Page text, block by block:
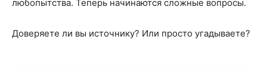
любопытства. Теперь начинаются сложные вопросы.
Доверяете ли вы источнику? Или просто угадываете?